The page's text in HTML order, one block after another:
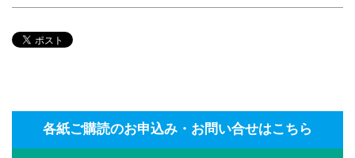
各紙ご購読のお申込み・お問い合せはこちら